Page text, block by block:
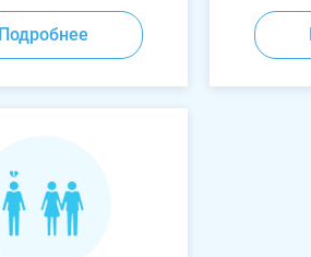
Подробнее